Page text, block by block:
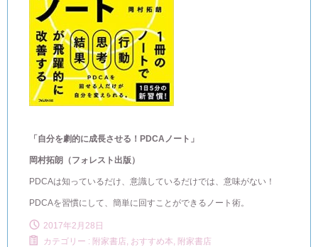
「自分を劇的に成長させる！PDCAノート」
岡村拓朗（フォレスト出版）
PDCAは知っているだけ、意識しているだけでは、意味がない！
PDCAを習慣にして、簡単に回すことができるノート術。
2017年2月28日
カテゴリー : 附家書店, おすすめ本 附家書店